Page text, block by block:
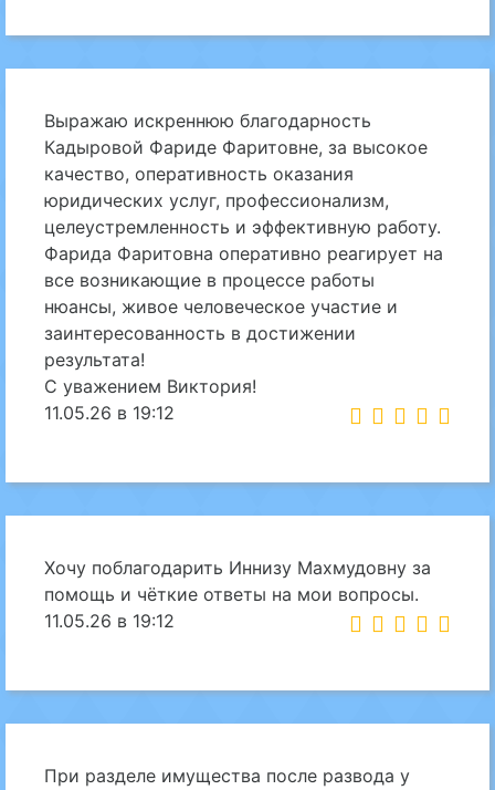
Выражаю искреннюю благодарность
Кадыровой Фариде Фаритовне, за высокое
качество, оперативность оказания
юридических услуг, профессионализм,
целеустремленность и эффективную работу.
Фарида Фаритовна оперативно реагирует на
все возникающие в процессе работы
нюансы, живое человеческое участие и
заинтересованность в достижении
результата!
С уважением Виктория!
11.05.26 в 19:12
Хочу поблагодарить Иннизу Махмудовну за
помощь и чёткие ответы на мои вопросы.
11.05.26 в 19:12
При разделе имущества после развода у